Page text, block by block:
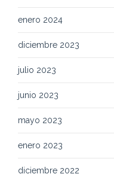
enero 2024
diciembre 2023
julio 2023
junio 2023
mayo 2023
enero 2023
diciembre 2022